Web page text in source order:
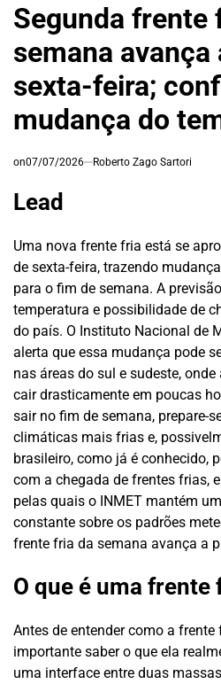
Segunda frente
semana
sexta-feira;
mudança do
on07/07/2026 Roberto Zago Sartori
Lead
Uma nova frente fria está se
de sexta-feira, trazendo
para o fim de semana. A
temperatura e possibilidade de
do país. O Instituto Nacional de
alerta que essa mudança pode
nas áreas do sul e sudeste,
cair drasticamente em poucas
sair no fim de semana, prepare-
climáticas mais frias e,
brasileiro, como já é conhecido,
com a chegada de frentes frias,
pelas quais o INMET mantém
constante sobre os padrões
frente fria da semana avança a
O que é uma frente
Antes de entender como a
importante saber o que ela
uma interface entre duas